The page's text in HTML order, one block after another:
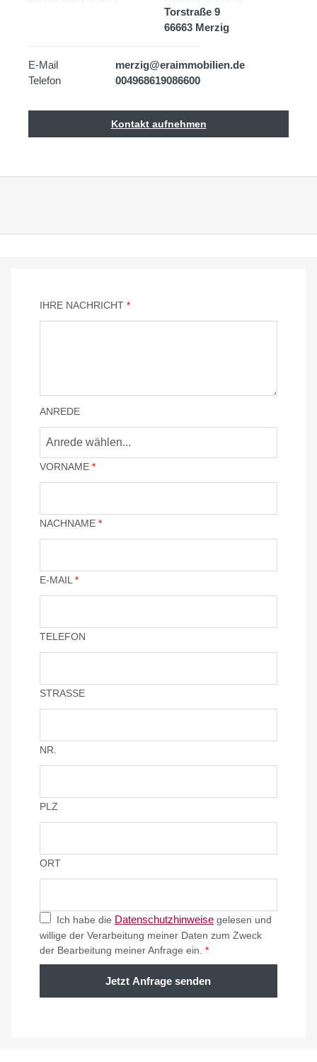
Torstraße 9
66663 Merzig
E-Mail
merzig@eraimmobilien.de
Telefon
004968619086600
Kontakt aufnehmen
IHRE NACHRICHT *
ANREDE
VORNAME *
NACHNAME *
E-MAIL *
TELEFON
STRASSE
NR.
PLZ
ORT
Ich habe die Datenschutzhinweise gelesen und
willige der Verarbeitung meiner Daten zum Zweck
der Bearbeitung meiner Anfrage ein. *
Jetzt Anfrage senden